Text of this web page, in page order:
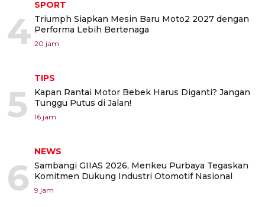
4
SPORT
Triumph Siapkan Mesin Baru Moto2 2027 dengan
Performa Lebih Bertenaga
20 jam
5
TIPS
Kapan Rantai Motor Bebek Harus Diganti? Jangan
Tunggu Putus di Jalan!
16 jam
6
NEWS
Sambangi GIIAS 2026, Menkeu Purbaya Tegaskan
Komitmen Dukung Industri Otomotif Nasional
9 jam